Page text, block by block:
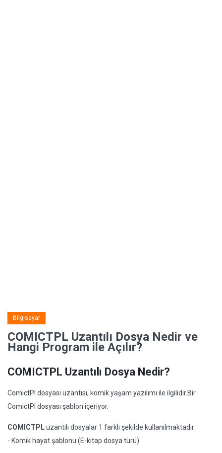
Bilgisayar
COMICTPL Uzantılı Dosya Nedir ve
Hangi Program ile Açılır?
COMICTPL Uzantılı Dosya Nedir?
ComictPl dosyası uzantısı, komik yaşam yazılımı ile ilgilidir.Bir
ComictPl dosyası şablon içeriyor.
COMICTPLuzantılı dosyalar 1 farklı şekilde kullanılmaktadır:
- Komik hayat şablonu (E-kitap dosya türü)